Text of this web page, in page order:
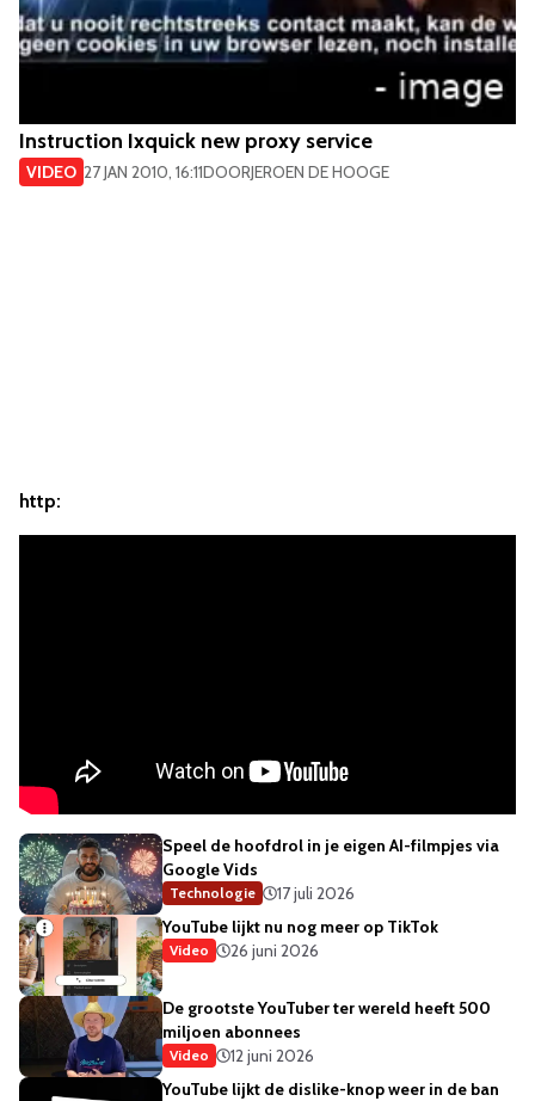
Instruction Ixquick new proxy service
VIDEO 27 JAN 2010, 16:11DOORJEROEN DE HOOGE
http:
Speel de hoofdrol in je eigen AI-filmpjes via
Google Vids
Technologie
17 juli 2026
YouTube lijkt nu nog meer op TikTok
Video 26 juni 2026
De grootste YouTuber ter wereld heeft 500
miljoen abonnees
Video
12 juni 2026
YouTube lijkt de dislike-knop weer in de ban